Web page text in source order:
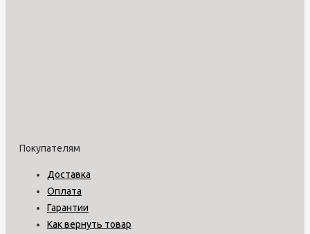
Покупателям
Доставка
Оплата
Гарантии
Как вернуть товар